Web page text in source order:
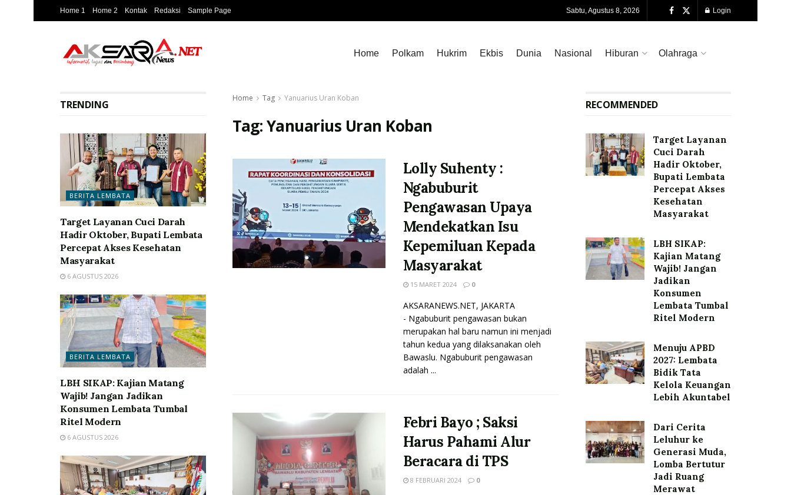
Home 1 Home 2 Kontak Redaksi Sample Page Sabtu, Agustus 8, 2026 Login
Home Polkam Hukrim Ekbis Dunia Nasional Hiburan Olahraga
Home Tag Yanuarius Uran Koban
Tag:Yanuarius Uran Koban
Lolly Suhenty :
Ngabuburit
Pengawasan Upaya
Mendekatkan Isu
Kepemiluan Kepada
Masyarakat
15 MARET 2024 0
AKSARANEWS.NET, JAKARTA
- Ngabuburit pengawasan bukan
merupakan hal baru namun ini menjadi
tahun kedua yang dilaksanakan oleh
Bawaslu. Ngabuburit pengawasan
adalah ...
Febri Bayo ; Saksi
Harus Pahami Alur
Beracara di TPS
8 FEBRUARI 2024 0
TRENDING
BERITA LEMBATA
Target Layanan Cuci Darah
Hadir Oktober, Bupati Lembata
Percepat Akses Kesehatan
Masyarakat
6 AGUSTUS 2026
BERITA LEMBATA
LBH SIKAP: Kajian Matang
Wajib! Jangan Jadikan
Konsumen Lembata Tumbal
Ritel Modern
6 AGUSTUS 2026
RECOMMENDED
Target Layanan
Cuci Darah
Hadir Oktober,
Bupati Lembata
Percepat Akses
Kesehatan
Masyarakat
LBH SIKAP:
Kajian Matang
Wajib! Jangan
Jadikan
Konsumen
Lembata Tumbal
Ritel Modern
Menuju APBD
2027: Lembata
Bidik Tata
Kelola Keuangan
Lebih Akuntabel
Dari Cerita
Leluhur ke
Generasi Muda,
Lomba Bertutur
Jadi Ruang
Merawat